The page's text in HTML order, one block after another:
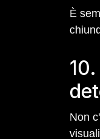
È
Non